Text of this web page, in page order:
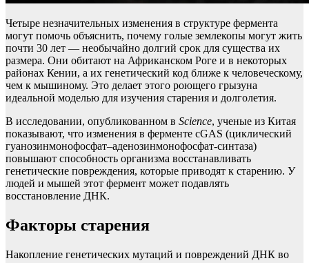
Четыре незначительных изменения в структуре фермента
могут помочь объяснить, почему голые землекопы могут жить
почти 30 лет — необычайно долгий срок для существа их
размера. Они обитают на Африканском Роге и в некоторых
районах Кении, а их генетический код ближе к человеческому,
чем к мышиному. Это делает этого роющего грызуна
идеальной моделью для изучения старения и долголетия.
В исследовании, опубликованном в Science, ученые из Китая
показывают, что изменения в ферменте cGAS (циклический
гуанозинмонофосфат–аденозинмонофосфат-синтаза)
повышают способность организма восстанавливать
генетические повреждения, которые приводят к старению. У
людей и мышей этот фермент может подавлять
восстановление ДНК.
Факторы старения
Накопление генетических мутаций и повреждений ДНК во